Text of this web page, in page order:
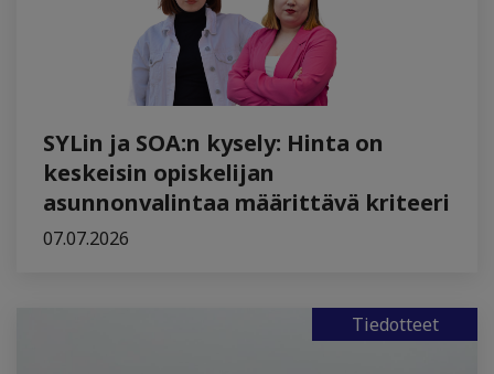
SYLin ja SOA:n kysely: Hinta on
keskeisin opiskelijan
asunnonvalintaa määrittävä kriteeri
07.07.2026
Tiedotteet